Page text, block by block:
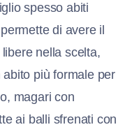
spesso abiti
di avere il
nella scelta,
più formale per
magari con
ai balli sfrenati con